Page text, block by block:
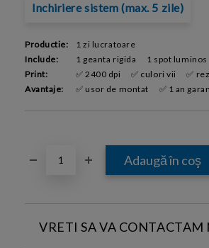
Inchiriere sistem (max. 5 zile)
Productie:
1 zi lucratoare
Include:
1 geanta rigida
1 spot luminos
Print:
✅ 2400 dpi ✅ culori vii ✅
Avantaje:
✅ usor de montat ✅ 1 an
VRETI SA VA CONTACTAM